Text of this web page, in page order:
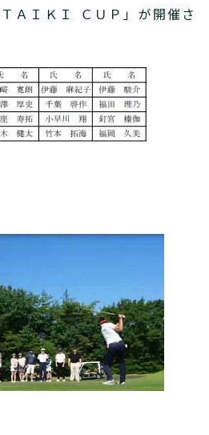
ＡＩＫＩ ＣＵＰ」が開催さ